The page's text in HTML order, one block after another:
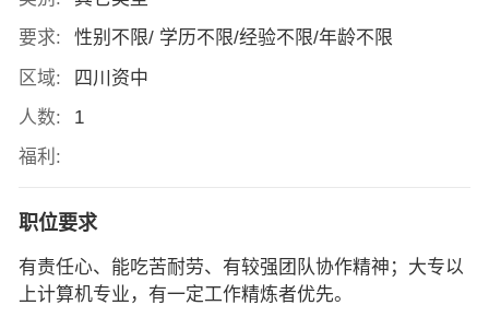
要求:
性别不限/ 学历不限/经验不限/年龄不限
区域:
四川资中
人数:
1
福利:
职位要求
有责任心、能吃苦耐劳、有较强团队协作精神；大专以
上计算机专业，有一定工作精炼者优先。